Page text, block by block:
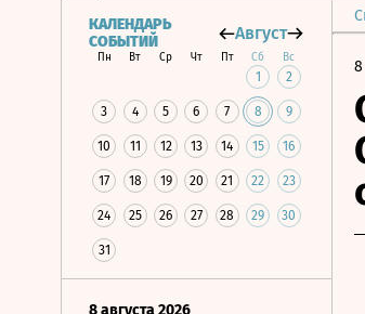
КАЛЕНДАРЬ
СОБЫТИЙ
Август
Пн Вт Ср Чт Пт Сб Вс
1 2
3 4 5 6 7 8 9
10 11 12 13 14 15 16
17 18 19 20 21 22 23
24 25 26 27 28 29 30
31
8 августа 2026